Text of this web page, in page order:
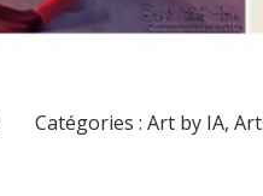
Catégories :Art by IA,